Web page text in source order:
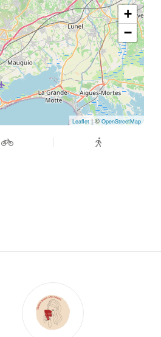
+
−
Leaflet| ©OpenStreetMap